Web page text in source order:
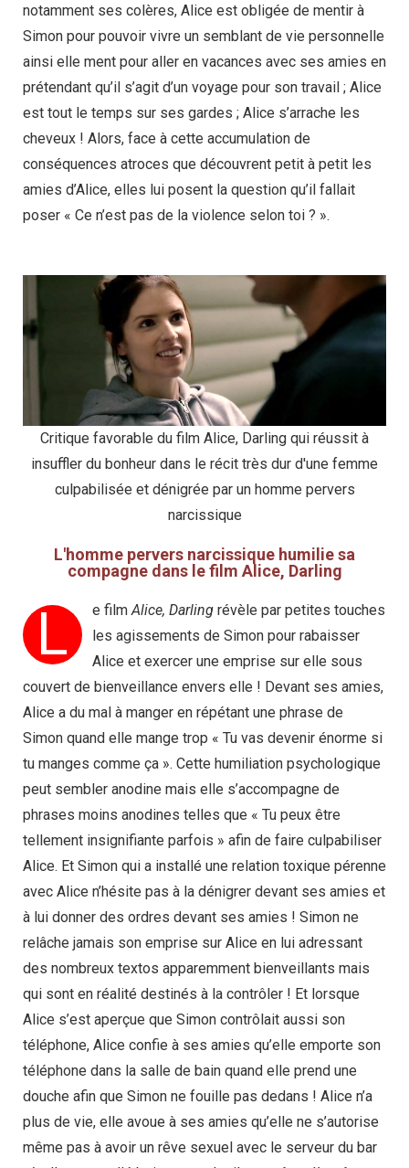
notamment ses colères, Alice est obligée de mentir à
Simon pour pouvoir vivre un semblant de vie personnelle
ainsi elle ment pour aller en vacances avec ses amies en
prétendant qu’il s’agit d’un voyage pour son travail ; Alice
est tout le temps sur ses gardes ; Alice s’arrache les
cheveux ! Alors, face à cette accumulation de
conséquences atroces que découvrent petit à petit les
amies d’Alice, elles lui posent la question qu’il fallait
poser « Ce n’est pas de la violence selon toi ? ».
Critique favorable du film Alice, Darling qui réussit à
insuffler du bonheur dans le récit très dur d'une femme
culpabilisée et dénigrée par un homme pervers
narcissique
L'homme pervers narcissique humilie sa
compagne dans le film Alice, Darling
L e film Alice, Darling révèle par petites touches
les agissements de Simon pour rabaisser
Alice et exercer une emprise sur elle sous
couvert de bienveillance envers elle ! Devant ses amies,
Alice a du mal à manger en répétant une phrase de
Simon quand elle mange trop « Tu vas devenir énorme si
tu manges comme ça ». Cette humiliation psychologique
peut sembler anodine mais elle s’accompagne de
phrases moins anodines telles que « Tu peux être
tellement insignifiante parfois » afin de faire culpabiliser
Alice. Et Simon qui a installé une relation toxique pérenne
avec Alice n’hésite pas à la dénigrer devant ses amies et
à lui donner des ordres devant ses amies ! Simon ne
relâche jamais son emprise sur Alice en lui adressant
des nombreux textos apparemment bienveillants mais
qui sont en réalité destinés à la contrôler ! Et lorsque
Alice s’est aperçue que Simon contrôlait aussi son
téléphone, Alice confie à ses amies qu’elle emporte son
téléphone dans la salle de bain quand elle prend une
douche afin que Simon ne fouille pas dedans ! Alice n’a
plus de vie, elle avoue à ses amies qu’elle ne s’autorise
même pas à avoir un rêve sexuel avec le serveur du bar